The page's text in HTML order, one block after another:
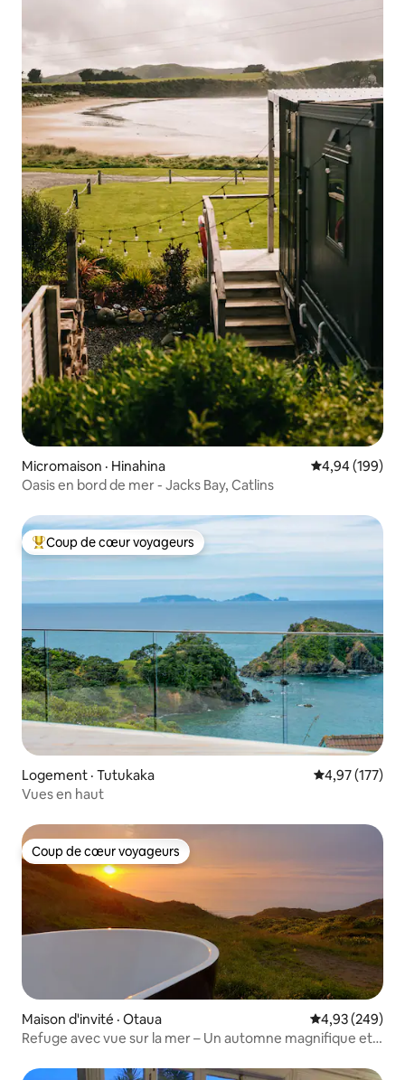
Micromaison · Hinahina Note
4,94 (199)
Oasis en bord de mer - Jacks Bay, Catlins
Coup de cœur voyageurs parmi les plus aimés
Coup de cœur voyageurs
Logement · Tutukaka Note
4,97 (177)
Vues en haut
Coup de cœur voyageurs
Coup de cœur voyageurs
Maison d'invité · Otaua Note
4,93 (249)
Refuge avec vue sur la mer – Un automne magnifique et